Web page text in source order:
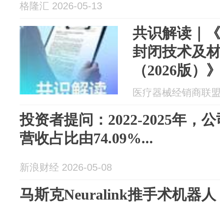
格隆汇 2026-05-13
共识解读｜
封闭技术及
（2026版）
医疗器械经销商联
投资者提问：2022-2025年，
营收占比由74.09%...
新浪财经 2026-05-08
马斯克Neuralink推手术机器